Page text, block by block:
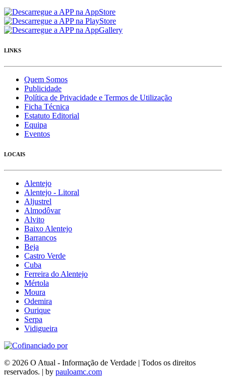
LINKS
Quem Somos
Publicidade
Política de Privacidade e Termos de Utilização
Ficha Técnica
Estatuto Editorial
Equipa
Eventos
LOCAIS
Alentejo
Alentejo - Litoral
Aljustrel
Almodôvar
Alvito
Baixo Alentejo
Barrancos
Beja
Castro Verde
Cuba
Ferreira do Alentejo
Mértola
Moura
Odemira
Ourique
Serpa
Vidigueira
© 2026 O Atual - Informação de Verdade | Todos os direitos
reservados. | by pauloamc.com